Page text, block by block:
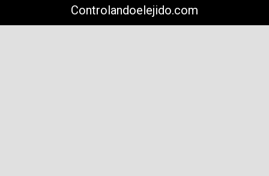
Controlandoelejido.com